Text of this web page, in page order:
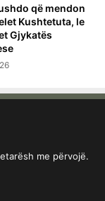
që mendon
Kushtetuta, le
Gjykatës
me përvojë.